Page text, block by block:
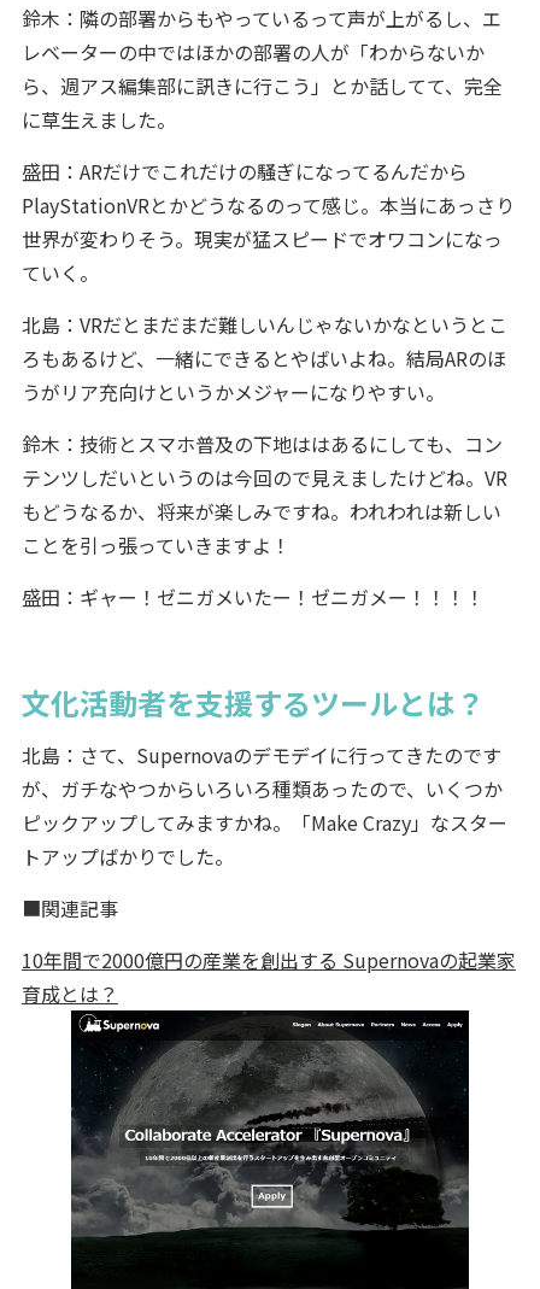
鈴木：隣の部署からもやっているって声が上がるし、エ
レベーターの中ではほかの部署の人が「わからないか
ら、週アス編集部に訊きに行こう」とか話してて、完全
に草生えました。
盛田：ARだけでこれだけの騒ぎになってるんだから
PlayStationVRとかどうなるのって感じ。本当にあっさり
世界が変わりそう。現実が猛スピードでオワコンになっ
ていく。
北島：VRだとまだまだ難しいんじゃないかなというとこ
ろもあるけど、一緒にできるとやばいよね。結局ARのほ
うがリア充向けというかメジャーになりやすい。
鈴木：技術とスマホ普及の下地ははあるにしても、コン
テンツしだいというのは今回ので見えましたけどね。VR
もどうなるか、将来が楽しみですね。われわれは新しい
ことを引っ張っていきますよ！
盛田：ギャー！ゼニガメいたー！ゼニガメー！！！！
文化活動者を支援するツールとは？
北島：さて、Supernovaのデモデイに行ってきたのです
が、ガチなやつからいろいろ種類あったので、いくつか
ピックアップしてみますかね。「Make Crazy」なスター
トアップばかりでした。
■関連記事
10年間で2000億円の産業を創出する Supernovaの起業家
育成とは？